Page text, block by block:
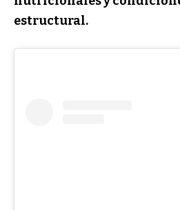
estructural.